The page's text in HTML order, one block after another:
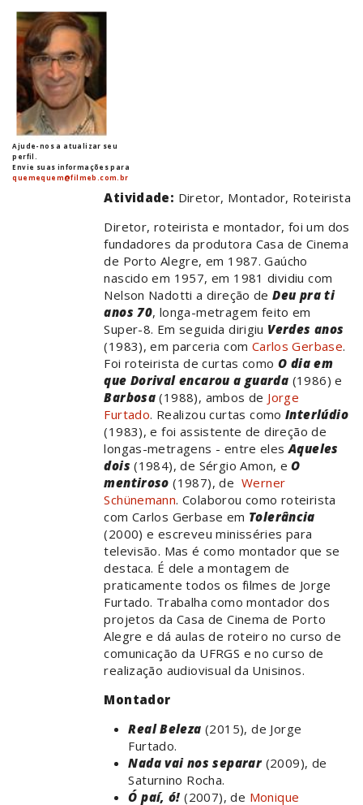
Ajude-nos a atualizar seu
perfil.
Envie suas informações para
quemequem@filmeb.com.br
Atividade: Diretor, Montador, Roteirista
Diretor, roteirista e montador, foi um dos
fundadores da produtora Casa de Cinema
de Porto Alegre, em 1987. Gaúcho
nascido em 1957, em 1981 dividiu com
Nelson Nadotti a direção deDeu pra ti
anos 70, longa-metragem feito em
Super-8. Em seguida dirigiu Verdes anos
(1983), em parceria com Carlos Gerbase.
Foi roteirista de curtas comoO dia em
que Dorival encarou a guarda (1986) e
Barbosa (1988), ambos de Jorge
Furtado. Realizou curtas comoInterlúdio
(1983), e foi assistente de direção de
longas-metragens - entre elesAqueles
dois (1984), de Sérgio Amon, eO
mentiroso (1987), de Werner
Schünemann. Colaborou como roteirista
com Carlos Gerbase em Tolerância
(2000) e escreveu minisséries para
televisão. Mas é como montador que se
destaca. É dele a montagem de
praticamente todos os filmes de Jorge
Furtado. Trabalha como montador dos
projetos da Casa de Cinema de Porto
Alegre e dá aulas de roteiro no curso de
comunicação da UFRGS e no curso de
realização audiovisual da Unisinos.
Montador
Real Beleza (2015), de Jorge
Furtado.
Nada vai nos separar (2009), de
Saturnino Rocha.
Ó paí, ó! (2007), de Monique